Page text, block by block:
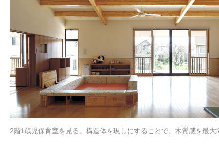
2階1歳児保育室を見る。構造体を現しにすることで、木質感を最大